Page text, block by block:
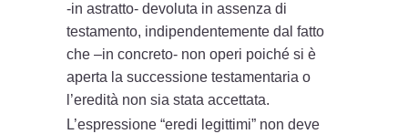
-in astratto- devoluta in assenza di
testamento, indipendentemente dal fatto
che –in concreto- non operi poiché si è
aperta la successione testamentaria o
l’eredità non sia stata accettata.
L’espressione “eredi legittimi” non deve